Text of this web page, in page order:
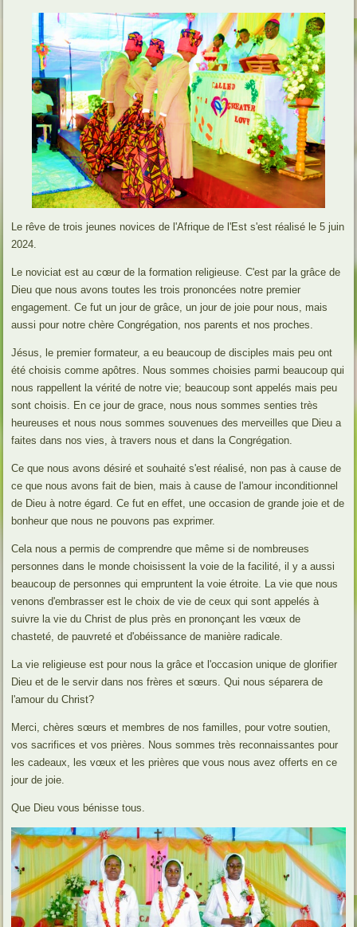
Le rêve de trois jeunes novices de l'Afrique de l'Est s'est réalisé le 5 juin
2024.
Le noviciat est au cœur de la formation religieuse. C'est par la grâce de
Dieu que nous avons toutes les trois prononcées notre premier
engagement. Ce fut un jour de grâce, un jour de joie pour nous, mais
aussi pour notre chère Congrégation, nos parents et nos proches.
Jésus, le premier formateur, a eu beaucoup de disciples mais peu ont
été choisis comme apôtres. Nous sommes choisies parmi beaucoup qui
nous rappellent la vérité de notre vie; beaucoup sont appelés mais peu
sont choisis. En ce jour de grace, nous nous sommes senties très
heureuses et nous nous sommes souvenues des merveilles que Dieu a
faites dans nos vies, à travers nous et dans la Congrégation.
Ce que nous avons désiré et souhaité s'est réalisé, non pas à cause de
ce que nous avons fait de bien, mais à cause de l'amour inconditionnel
de Dieu à notre égard. Ce fut en effet, une occasion de grande joie et de
bonheur que nous ne pouvons pas exprimer.
Cela nous a permis de comprendre que même si de nombreuses
personnes dans le monde choisissent la voie de la facilité, il y a aussi
beaucoup de personnes qui empruntent la voie étroite. La vie que nous
venons d'embrasser est le choix de vie de ceux qui sont appelés à
suivre la vie du Christ de plus près en prononçant les vœux de
chasteté, de pauvreté et d'obéissance de manière radicale.
La vie religieuse est pour nous la grâce et l'occasion unique de glorifier
Dieu et de le servir dans nos frères et sœurs. Qui nous séparera de
l'amour du Christ?
Merci, chères sœurs et membres de nos familles, pour votre soutien,
vos sacrifices et vos prières. Nous sommes très reconnaissantes pour
les cadeaux, les vœux et les prières que vous nous avez offerts en ce
jour de joie.
Que Dieu vous bénisse tous.